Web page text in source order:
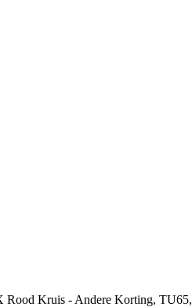
Rood Kruis - Andere Korting, TU65,